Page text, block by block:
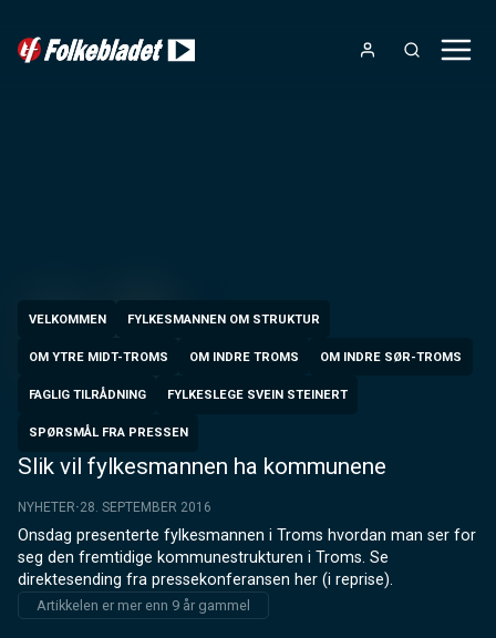
VELKOMMEN FYLKESMANNEN OM STRUKTUR
OM YTRE MIDT-TROMS OM INDRE TROMS OM INDRE SØR-TROMS
FAGLIG TILRÅDNING FYLKESLEGE SVEIN STEINERT
SPØRSMÅL FRA PRESSEN
Slik vil fylkesmannen ha kommunene
NYHETER 28. SEPTEMBER 2016
Onsdag presenterte fylkesmannen i Troms hvordan man ser for
seg den fremtidige kommunestrukturen i Troms. Se
direktesending fra pressekonferansen her (i reprise).
Artikkelen er mer enn 9 år gammel